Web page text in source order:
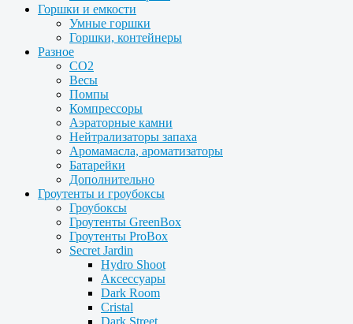
Горшки и емкости
Умные горшки
Горшки, контейнеры
Разное
CO2
Весы
Помпы
Компрессоры
Аэраторные камни
Нейтрализаторы запаха
Аромамасла, ароматизаторы
Батарейки
Дополнительно
Гроутенты и гроубоксы
Гроубоксы
Гроутенты GreenBox
Гроутенты ProBox
Secret Jardin
Hydro Shoot
Аксессуары
Dark Room
Cristal
Dark Street